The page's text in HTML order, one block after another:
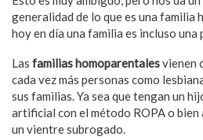
generalidad de lo que es una familia
hoy en día una familia es incluso una
Las familias homoparentalesvienen
cada vez más personas como
sus familias. Ya sea que tengan un
artificial con el método ROPA o bien
un vientre subrogado.